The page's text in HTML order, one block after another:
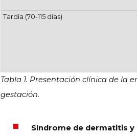
Tardía (70-115 días)
Tabla 1. Presentación clínica de la
gestación.
Síndrome de dermatitis